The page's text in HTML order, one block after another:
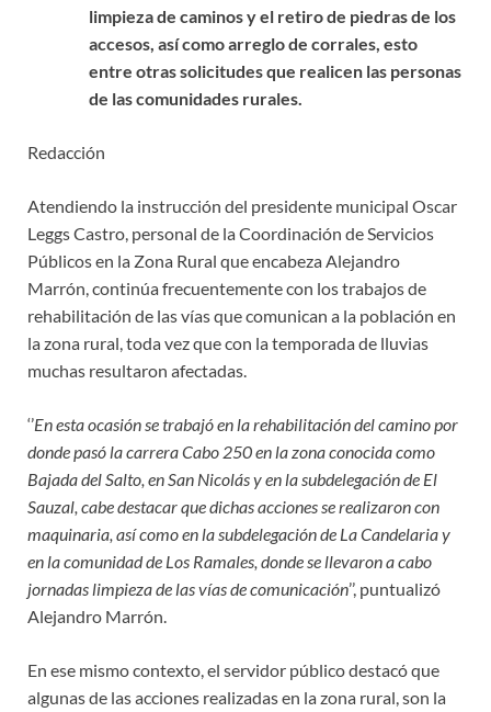
limpieza de caminos y el retiro de piedras de los
accesos, así como arreglo de corrales, esto
entre otras solicitudes que realicen las personas
de las comunidades rurales.
Redacción
Atendiendo la instrucción del presidente municipal Oscar
Leggs Castro, personal de la Coordinación de Servicios
Públicos en la Zona Rural que encabeza Alejandro
Marrón, continúa frecuentemente con los trabajos de
rehabilitación de las vías que comunican a la población en
la zona rural, toda vez que con la temporada de lluvias
muchas resultaron afectadas.
‘’En esta ocasión se trabajó en la rehabilitación del camino por
donde pasó la carrera Cabo 250 en la zona conocida como
Bajada del Salto, en San Nicolás y en la subdelegación de El
Sauzal, cabe destacar que dichas acciones se realizaron con
maquinaria, así como en la subdelegación de La Candelaria y
en la comunidad de Los Ramales, donde se llevaron a cabo
jornadas limpieza de las vías de comunicación’’, puntualizó
Alejandro Marrón.
En ese mismo contexto, el servidor público destacó que
algunas de las acciones realizadas en la zona rural, son la